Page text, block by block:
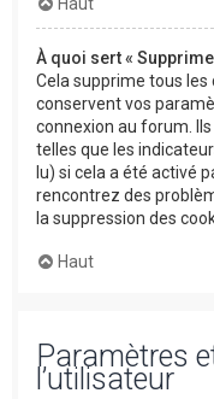
Haut
À quoi sert «
Cela supprime tous les
conservent vos
connexion au forum.
telles que les
lu) si cela a été activé
rencontrez des
la suppression des
Haut
Paramètres
l’utilisateur